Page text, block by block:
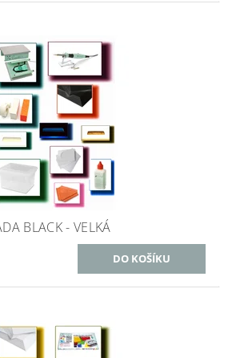
BLACK - VELKÁ